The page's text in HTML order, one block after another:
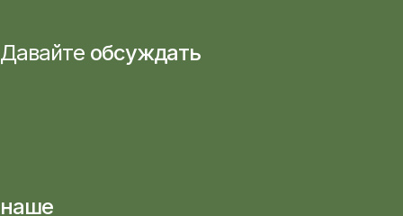
Давайте обсуждать
наше